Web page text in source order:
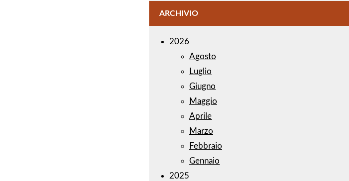
ARCHIVIO
2026
Agosto
Luglio
Giugno
Maggio
Aprile
Marzo
Febbraio
Gennaio
2025